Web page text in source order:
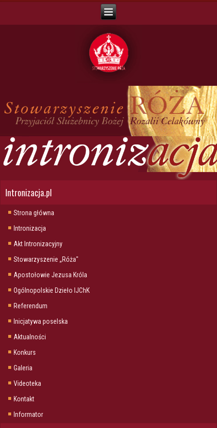
Intronizacja.pl
Strona główna
Intronizacja
Akt Intronizacyjny
Stowarzyszenie „Róża"
Apostołowie Jezusa Króla
Ogólnopolskie Dzieło IJChK
Referendum
Inicjatywa poselska
Aktualności
Konkurs
Galeria
Videoteka
Kontakt
Informator